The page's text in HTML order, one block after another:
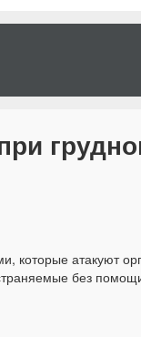
которые атакуют
без